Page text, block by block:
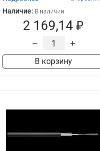
Наличие: В наличии
2 169,14 ₽
– +
В корзину